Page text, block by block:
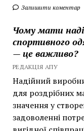
Залишити коментар
Чому мати
спортивного
— це важливо?
РЕДАКЦІЯ АПУ
Надійний
для роздрібних
значення у
задоволенні